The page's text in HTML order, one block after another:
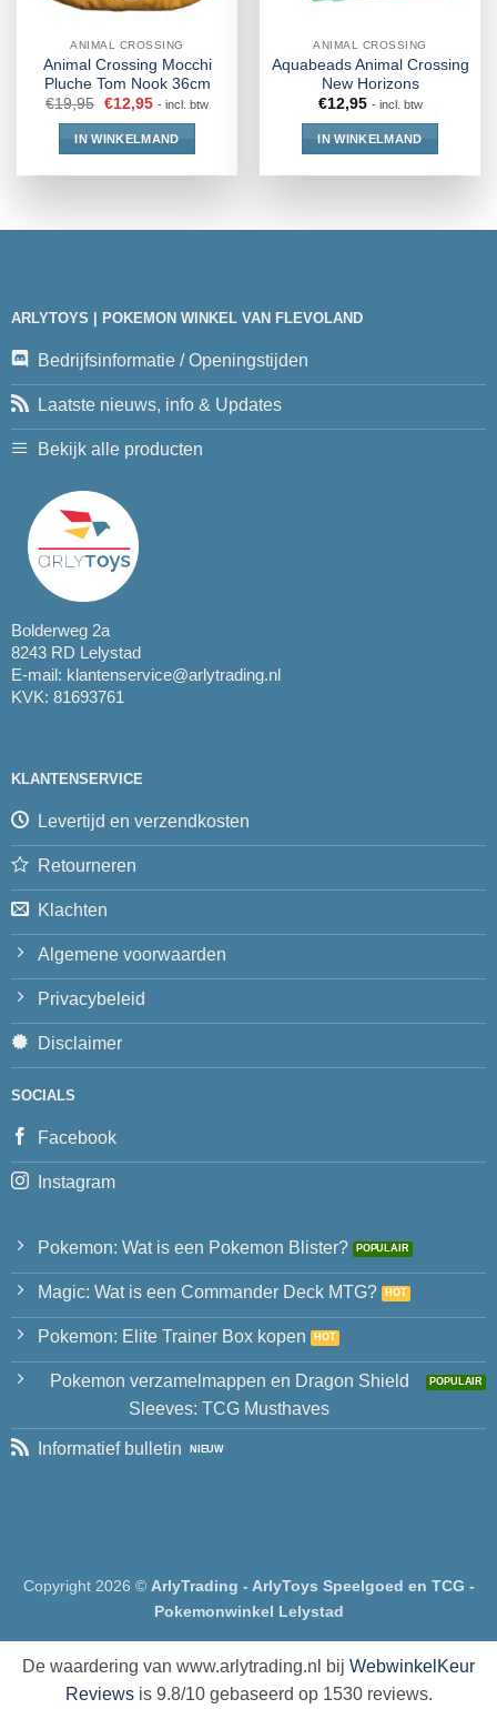
ANIMAL CROSSING
Animal Crossing Mocchi
Pluche Tom Nook 36cm
€19,95 €12,95 - incl. btw
IN WINKELMAND
ANIMAL CROSSING
Aquabeads Animal Crossing
New Horizons
€12,95 - incl. btw
IN WINKELMAND
ARLYTOYS | POKEMON WINKEL VAN FLEVOLAND
Bedrijfsinformatie / Openingstijden
Laatste nieuws, info & Updates
Bekijk alle producten
Bolderweg 2a
8243 RD Lelystad
E-mail: klantenservice@arlytrading.nl
KVK: 81693761
KLANTENSERVICE
Levertijd en verzendkosten
Retourneren
Klachten
Algemene voorwaarden
Privacybeleid
Disclaimer
SOCIALS
Facebook
Instagram
Pokemon: Wat is een Pokemon Blister?
Magic: Wat is een Commander Deck MTG?
Pokemon: Elite Trainer Box kopen
Pokemon verzamelmappen en Dragon Shield
Sleeves: TCG Musthaves
Informatief bulletin
Copyright 2026 © ArlyTrading - ArlyToys Speelgoed en TCG -
Pokemonwinkel Lelystad
De waardering van www.arlytrading.nl bij WebwinkelKeur
Reviewsis 9.8/10 gebaseerd op 1530 reviews.